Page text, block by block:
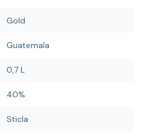
Gold
Guatemala
0,7 L
40%
Sticla